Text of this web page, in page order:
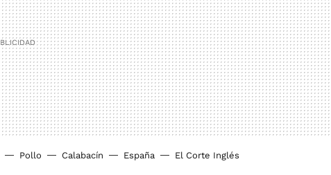
Pollo Calabacín España El Corte Inglés